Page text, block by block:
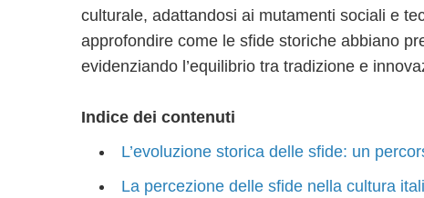
culturale, adattandosi ai mutamenti sociali e
approfondire come le sfide storiche abbiano
evidenziando l’equilibrio tra tradizione e
Indice dei contenuti
L’evoluzione storica delle sfide: un
La percezione delle sfide nella cultura